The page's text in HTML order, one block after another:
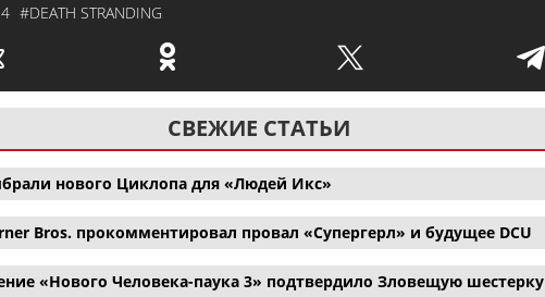
#DEATH STRANDING
СВЕЖИЕ СТАТЬИ
нового Циклопа для «Людей Икс»
Bros. прокомментировал провал «Супергерл» и будущее DCU
«Нового Человека-паука 3» подтвердило Зловещую шестерку